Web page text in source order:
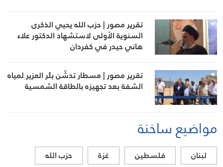
تقرير مصور | حزب الله يحيي الذكرى
السنوية الأولى لاستشهاد الدكتور علاء
هاني حيدر في كفردان
تقرير مصور | مسطار تدشّن بئر العزير لمياه
الشفة بعد تجهيزه بالطاقة الشمسية
مواضيع ساخنة
لبنان فلسطين غزة
حزب الله